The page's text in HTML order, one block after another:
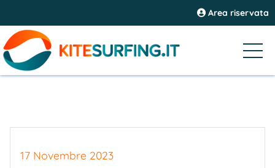
Area riservata
17 Novembre 2023